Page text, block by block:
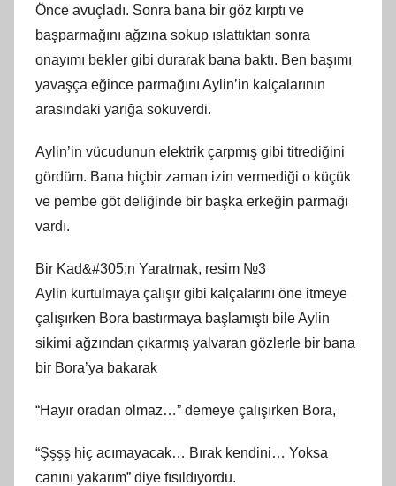
Önce avuçladı. Sonra bana bir göz kırptı ve
başparmağını ağzına sokup ıslattıktan sonra
onayımı bekler gibi durarak bana baktı. Ben başımı
yavaşça eğince parmağını Aylin’in kalçalarının
arasındaki yarığa sokuverdi.
Aylin’in vücudunun elektrik çarpmış gibi titrediğini
gördüm. Bana hiçbir zaman izin vermediği o küçük
ve pembe göt deliğinde bir başka erkeğin parmağı
vardı.
Bir Kad&#305;n Yaratmak, resim №3
Aylin kurtulmaya çalışır gibi kalçalarını öne itmeye
çalışırken Bora bastırmaya başlamıştı bile Aylin
sikimi ağzından çıkarmış yalvaran gözlerle bir bana
bir Bora’ya bakarak
“Hayır oradan olmaz…” demeye çalışırken Bora,
“Şşşş hiç acımayacak… Bırak kendini… Yoksa
canını yakarım” diye fısıldıyordu.